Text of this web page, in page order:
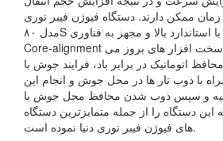
زمان ممکن دارند. دستگاه فیوژن فیبر نوری
مدل ۸۰S شرکت فوجیکورا با استاندارد بالا و مجهز به فناوری
Core-alignment یکی از مهمترین این سخت افزار های بروز می
اتوماتیک در برابر باد، فرایند جوش با
با ذوب تار ها در محل جوش و انجام این
در تنها ۷ ثانیه و سپس ذوب شدن محافظ محل جوش یا
شرینک در ۱۴ ثانیه این دستگاه را از جمله متمایزترین دستگاه
های فیوژن فیبر نوری دنیا نموده است.